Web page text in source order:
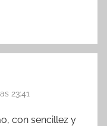
23:41
con sencillez y